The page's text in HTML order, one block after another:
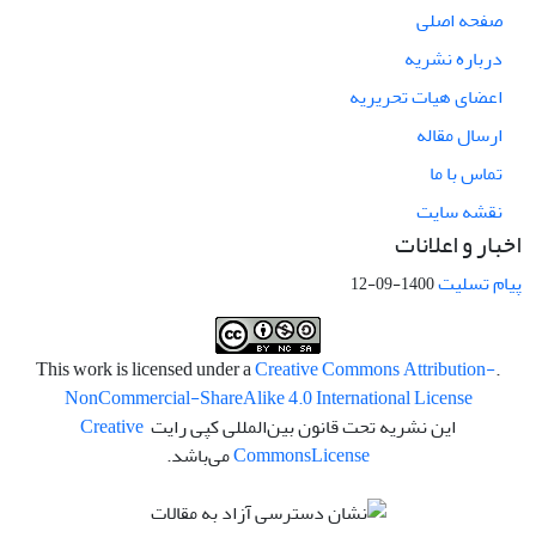
صفحه اصلی
درباره نشریه
اعضای هیات تحریریه
ارسال مقاله
تماس با ما
نقشه سایت
اخبار و اعلانات
پیام تسلیت1400-09-12
.This work is licensed under a
Creative Commons Attribution-
NonCommercial-ShareAlike 4.0 International License
این نشریه تحت قانون بین‌المللی کپی رایت Creative
CommonsLicense می‌باشد.